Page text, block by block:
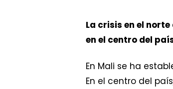
La crisis en el
en el centro del
En Mali se ha
En el centro del